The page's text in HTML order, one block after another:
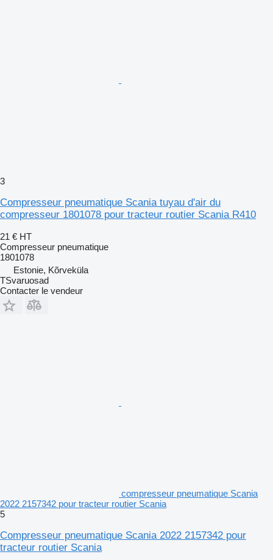
3
Compresseur pneumatique Scania tuyau d'air du
compresseur 1801078 pour tracteur routier Scania R410
21 € HT
Compresseur pneumatique
1801078
Estonie, Kõrveküla
TSvaruosad
Contacter le vendeur
compresseur pneumatique Scania
2022 2157342 pour tracteur routier Scania
5
Compresseur pneumatique Scania 2022 2157342 pour
tracteur routier Scania